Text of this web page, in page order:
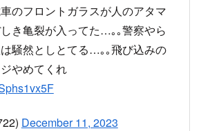
のフロントガラスが人のアタマ
き亀裂が入ってた…｡｡警察やら
騒然としとてる…｡｡飛び込みの
やめてくれ
December 11, 2023